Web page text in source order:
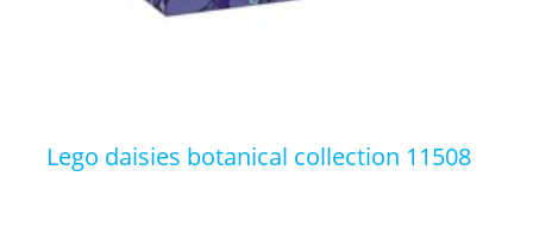
lego daisies botanical collection 11508